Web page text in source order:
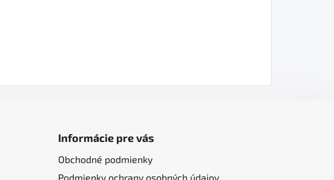
Informácie pre vás
Obchodné podmienky
Podmienky ochrany osobných údajov